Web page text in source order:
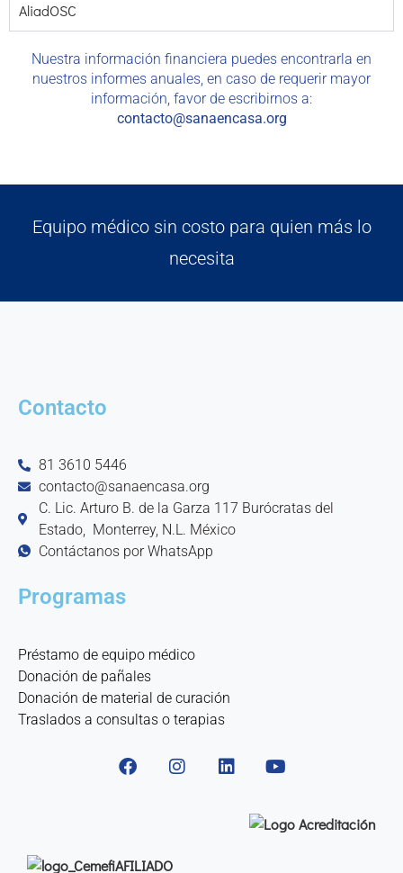
AliadOSC
Nuestra información financiera puedes encontrarla en
nuestros informes anuales, en caso de requerir mayor
información, favor de escribirnos a:
contacto@sanaencasa.org
Equipo médico sin costo para quien más lo
necesita
Contacto
81 3610 5446
contacto@sanaencasa.org
C. Lic. Arturo B. de la Garza 117 Burócratas del
Estado, Monterrey, N.L. México
Contáctanos por WhatsApp
Programas
Préstamo de equipo médico
Donación de pañales
Donación de material de curación
Traslados a consultas o terapias